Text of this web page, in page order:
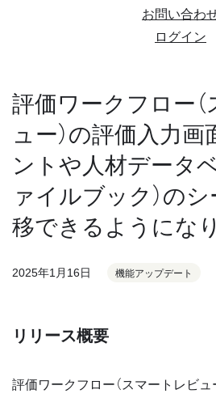
お問い合わ
ログイン
評価ワークフロー
ュー）の評価入力
ントや人材データ
ァイルブック）の
移できるようにな
2025年1月16日 機能アップデート
リリース概要
評価ワークフロー（スマートレビ